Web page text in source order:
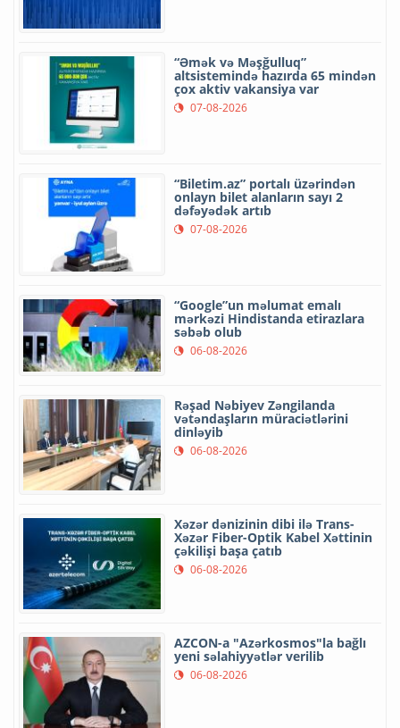
“Əmək və Məşğulluq”
altsistemində hazırda 65 mindən
çox aktiv vakansiya var
07-08-2026
“Biletim.az” portalı üzərindən
onlayn bilet alanların sayı 2
dəfəyədək artıb
07-08-2026
“Google”un məlumat emalı
mərkəzi Hindistanda etirazlara
səbəb olub
06-08-2026
Rəşad Nəbiyev Zəngilanda
vətəndaşların müraciətlərini
dinləyib
06-08-2026
Xəzər dənizinin dibi ilə Trans-
Xəzər Fiber-Optik Kabel Xəttinin
çəkilişi başa çatıb
06-08-2026
AZCON-a "Azərkosmos"la bağlı
yeni səlahiyyətlər verilib
06-08-2026